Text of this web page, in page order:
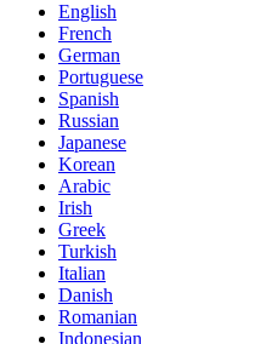
English
French
German
Portuguese
Spanish
Russian
Japanese
Korean
Arabic
Irish
Greek
Turkish
Italian
Danish
Romanian
Indonesian